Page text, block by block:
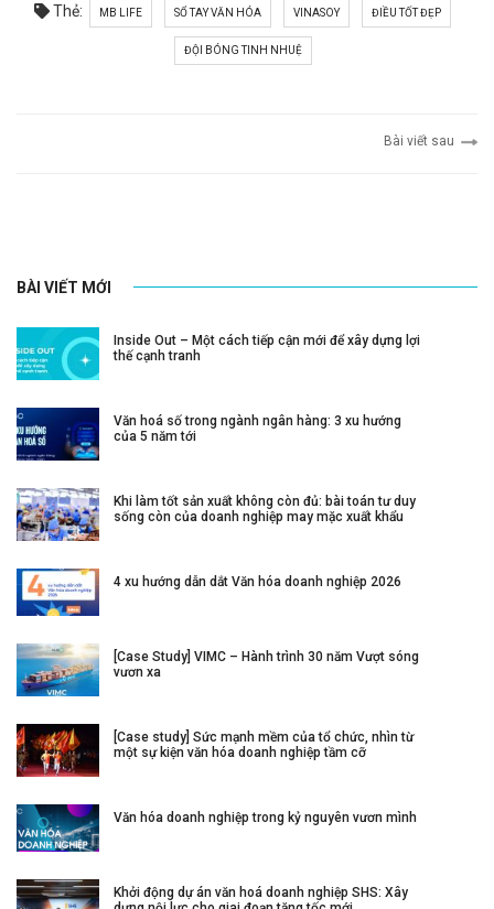
Thẻ: MB LIFE SỔ TAY VĂN HÓA VINASOY ĐIỀU TỐT ĐẸP
ĐỘI BÓNG TINH NHUỆ
Bài viết sau
BÀI VIẾT MỚI
Inside Out – Một cách tiếp cận mới để xây dựng lợi
thế cạnh tranh
Văn hoá số trong ngành ngân hàng: 3 xu hướng
của 5 năm tới
Khi làm tốt sản xuất không còn đủ: bài toán tư duy
sống còn của doanh nghiệp may mặc xuất khẩu
4 xu hướng dẫn dắt Văn hóa doanh nghiệp 2026
[Case Study] VIMC – Hành trình 30 năm Vượt sóng
vươn xa
[Case study] Sức mạnh mềm của tổ chức, nhìn từ
một sự kiện văn hóa doanh nghiệp tầm cỡ
Văn hóa doanh nghiệp trong kỷ nguyên vươn mình
Khởi động dự án văn hoá doanh nghiệp SHS: Xây